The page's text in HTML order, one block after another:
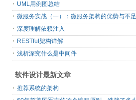
UML用例图总结
微服务实战（一）：微服务架构的优势与不足
深度理解依赖注入
RESTful架构详解
浅析深究什么是中间件
软件设计最新文章
推荐系统的架构